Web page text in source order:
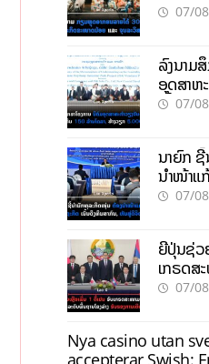
ຂະໜາດ
07/
ລົງນາມ
ອຸດສາຫ
ເປົ້າດຶງທຶ
07/
ນາຍົກ
ນຳໜ້າແ
ທຶນສາກົ
07/
ຍີ່ປຸ່ນຊ່ວ
ເກຣດສ
ການເຕີບ
07/
Nya casino utan
accepterar Swish: